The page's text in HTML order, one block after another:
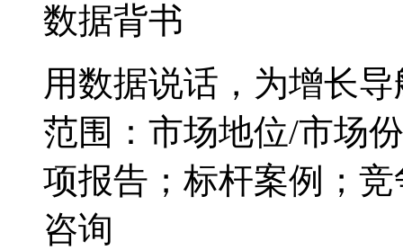
数据背书
用数据说话，为增长导
范围：市场地位/市场
项报告；标杆案例；
咨询